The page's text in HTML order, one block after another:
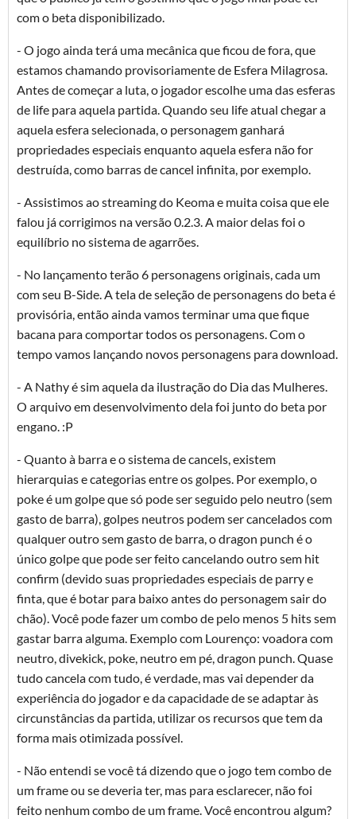
com o beta disponibilizado.
- O jogo ainda terá uma mecânica que ficou de fora, que
estamos chamando provisoriamente de Esfera Milagrosa.
Antes de começar a luta, o jogador escolhe uma das esferas
de life para aquela partida. Quando seu life atual chegar a
aquela esfera selecionada, o personagem ganhará
propriedades especiais enquanto aquela esfera não for
destruída, como barras de cancel infinita, por exemplo.
- Assistimos ao streaming do Keoma e muita coisa que ele
falou já corrigimos na versão 0.2.3. A maior delas foi o
equilíbrio no sistema de agarrões.
- No lançamento terão 6 personagens originais, cada um
com seu B-Side. A tela de seleção de personagens do beta é
provisória, então ainda vamos terminar uma que fique
bacana para comportar todos os personagens. Com o
tempo vamos lançando novos personagens para download.
- A Nathy é sim aquela da ilustração do Dia das Mulheres.
O arquivo em desenvolvimento dela foi junto do beta por
engano. :P
- Quanto à barra e o sistema de cancels, existem
hierarquias e categorias entre os golpes. Por exemplo, o
poke é um golpe que só pode ser seguido pelo neutro (sem
gasto de barra), golpes neutros podem ser cancelados com
qualquer outro sem gasto de barra, o dragon punch é o
único golpe que pode ser feito cancelando outro sem hit
confirm (devido suas propriedades especiais de parry e
finta, que é botar para baixo antes do personagem sair do
chão). Você pode fazer um combo de pelo menos 5 hits sem
gastar barra alguma. Exemplo com Lourenço: voadora com
neutro, divekick, poke, neutro em pé, dragon punch. Quase
tudo cancela com tudo, é verdade, mas vai depender da
experiência do jogador e da capacidade de se adaptar às
circunstâncias da partida, utilizar os recursos que tem da
forma mais otimizada possível.
- Não entendi se você tá dizendo que o jogo tem combo de
um frame ou se deveria ter, mas para esclarecer, não foi
feito nenhum combo de um frame. Você encontrou algum?